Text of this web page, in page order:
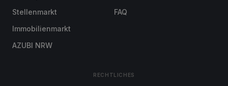
Stellenmarkt
Immobilienmarkt
AZUBI NRW
FAQ
RECHTLICHES